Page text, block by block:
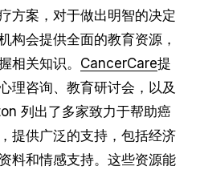
方案，对于做出明智的决定
构会提供全面的教育资源，
相关知识。 CancerCare提
理咨询、教育研讨会，以及
列出了多家致力于帮助癌
提供广泛的支持，包括经济
料和情感支持。这些资源能